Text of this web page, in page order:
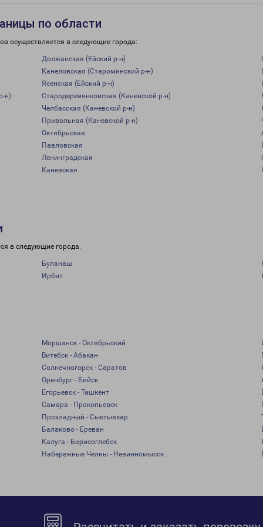
по области
осуществляется в следующие города:
Должанская (Ейский р-н)
Канеловская (Староминский р-н)
Ясенская (Ейский р-н)
н)
Стародеревянковская (Каневской р-н)
Челбасская (Каневской р-н)
Привольная (Каневской р-н)
Октябрьская
Павловская
Ленинградская
Каневская
в следующие города:
Буланаш
Ирбит
Моршанск - Октябрьский
Витебск - Абакан
Солнечногорск - Саратов
Оренбург - Бийск
Егорьевск - Ташкент
Самара - Прокопьевск
Прохладный - Сыктывкар
Балаково - Ереван
Калуга - Борисоглебск
Набережные Челны - Невинномысск